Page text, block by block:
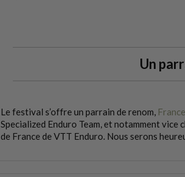
Un
Le festival s’offre un parrain de renom,
Specialized Enduro Team, et notamment vice
de France de VTT Enduro. Nous serons